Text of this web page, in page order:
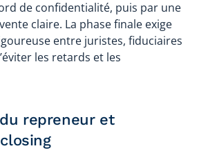
de confidentialité, puis par une
claire. La phase finale exige
entre juristes, fiduciaires
les retards et les
repreneur et